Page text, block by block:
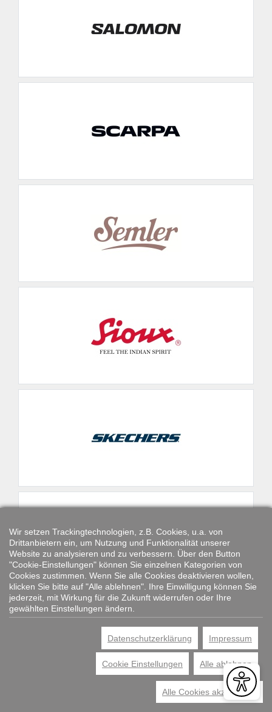
Wir setzen Trackingtechnologien, z.B. Cookies, u.a. von
Drittanbietern ein, um Nutzung und Funktionalität unserer
Website zu analysieren und zu verbessern. Über den Button
"Cookie-Einstellungen" können Sie einzelnen Kategorien von
Cookies zustimmen. Wenn Sie alle Cookies deaktivieren wollen,
klicken Sie bitte auf "Alle ablehnen". Ihre Einwilligung können Sie
jederzeit, mit Wirkung für die Zukunft widerrufen oder Ihre
gewählten Einstellungen ändern.
Datenschutzerklärung Impressum
Cookie Einstellungen Alle ablehnen
Alle Cookies akzeptieren